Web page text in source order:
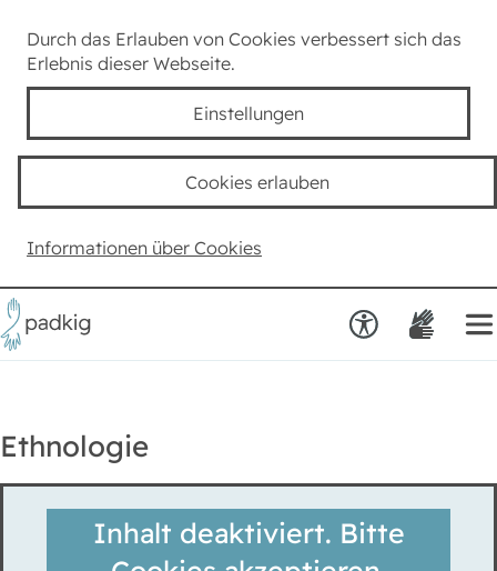
Durch das Erlauben von Cookies verbessert sich das
Erlebnis dieser Webseite.
Einstellungen
Informationen über Cookies
Cookies erlauben
Taube Kultur
Kids
Haben Sie einen Vorschlag?
Ethnologie
Inhalt deaktiviert. Bitte